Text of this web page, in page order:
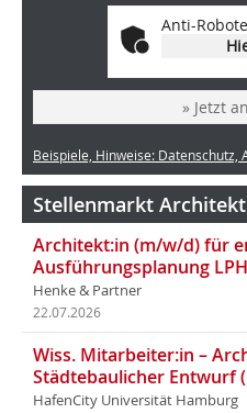
Anti-
» Jetzt
Beispiele, Hinweise: Datenschutz,
Stellenmarkt
Architekt:in (m/w/d) für
Ausführungsplanung
Henke & Partner
22.07.2026
Wiss. Mitarbeiter:in –
Städtebaulicher Entwurf
HafenCity Universität Hamburg